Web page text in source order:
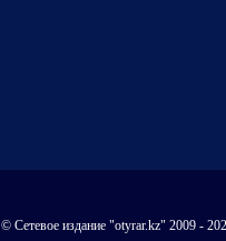
© Сетевое издание "otyrar.kz" 2009 -